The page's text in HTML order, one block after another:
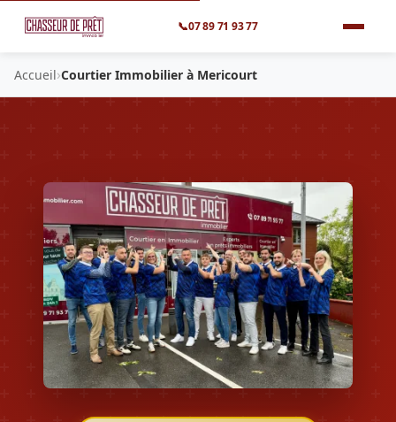
📞07 89 71 93 77
Accueil›Courtier Immobilier à Mericourt